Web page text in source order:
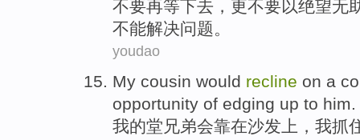
不要再等下去，更不要以绝望无
不能解决问题。
youdao
My cousin would recline on a
opportunity of edging up to him.
我的堂兄弟会靠在沙发上 ， 我抓